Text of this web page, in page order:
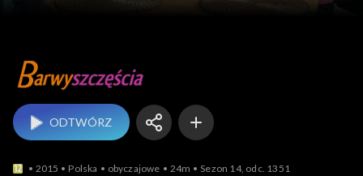
ODTWÓRZ
2015 Polska obyczajowe 24m Sezon 14, odc. 1351